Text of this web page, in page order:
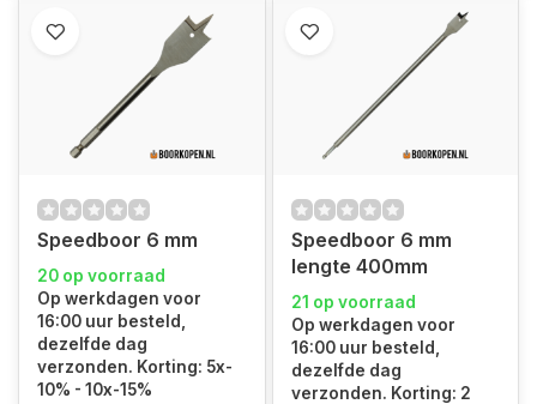
Speedboor 6 mm
20 op voorraad
Op werkdagen voor
16:00 uur besteld,
dezelfde dag
verzonden. Korting: 5x-
10% - 10x-15%
Speedboor 6 mm
lengte 400mm
21 op voorraad
Op werkdagen voor
16:00 uur besteld,
dezelfde dag
verzonden. Korting: 2